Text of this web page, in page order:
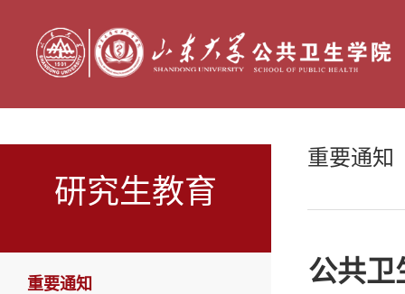
研究生教育
重要通知
重要通知
公共卫